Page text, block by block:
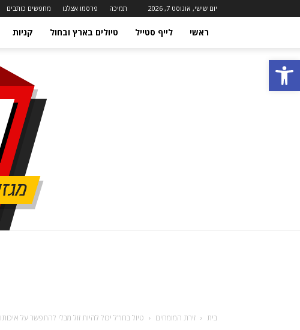
פתח סרגל נגישות
יום שישי, אוגוסט 7, 2026 תמיכה פרסמו אצלנו מחפשים כותבים
ראשי לייף סטייל טיולים בארץ ובחול קניות
בית זירת המומחים טיול בחו"ל יכול להיות זול מבלי להתפשר על איכותו